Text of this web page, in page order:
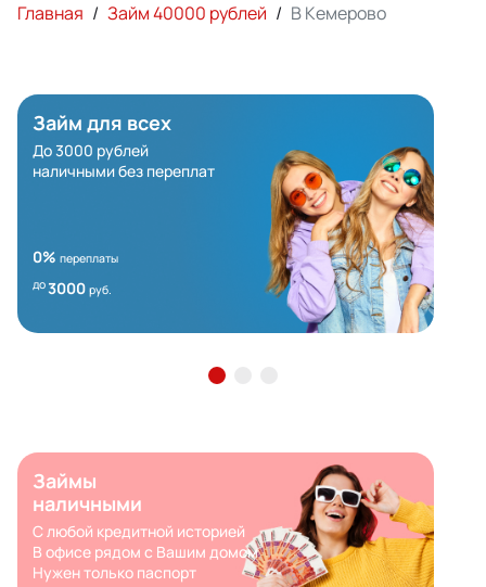
Главная / Займ 40000 рублей / В Кемерово
Займ для всех
До 3000 рублей
наличными без переплат
0% переплаты
до3000 руб.
Займы
наличными
С любой кредитной историей
В офисе рядом с Вашим домом
Нужен только паспорт